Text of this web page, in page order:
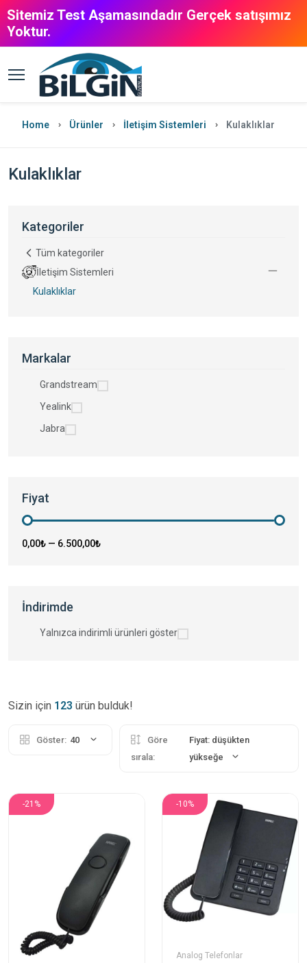
Sitemiz Test Aşamasındadır Gerçek satışımız
Yoktur.
Home Ürünler İletişim Sistemleri Kulaklıklar
Kulaklıklar
Kategoriler
Tüm kategoriler
İletişim Sistemleri
Kulaklıklar
Markalar
Grandstream
Yealink
Jabra
Fiyat
0,00₺ — 6.500,00₺
İndirimde
Yalnızca indirimli ürünleri göster
Sizin için 123 ürün bulduk!
Göster: 40
Göre
sırala:
Fiyat: düşükten
yükseğe
-21% -10%
Analog Telefonlar